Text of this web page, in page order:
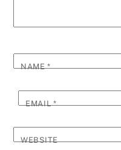
NAME*
EMAIL*
WEBSITE